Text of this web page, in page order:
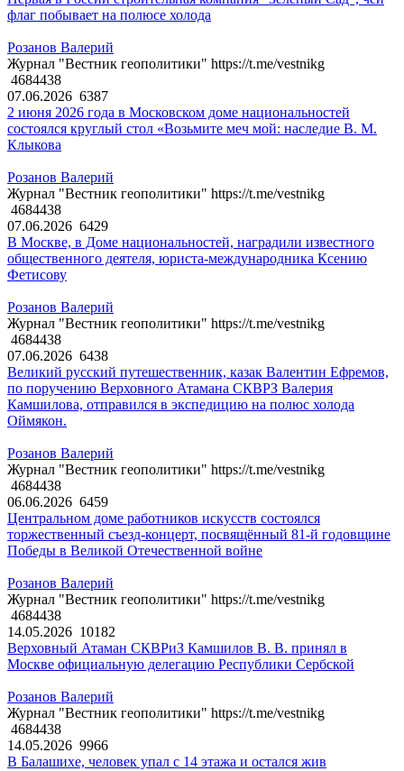
флаг побывает на полюсе холода
Розанов Валерий
Журнал "Вестник геополитики" https://t.me/vestnikg
4684438
07.06.2026 6387
2 июня 2026 года в Московском доме национальностей
состоялся круглый стол «Возьмите меч мой: наследие В. М.
Клыкова
Розанов Валерий
Журнал "Вестник геополитики" https://t.me/vestnikg
4684438
07.06.2026 6429
В Москве, в Доме национальностей, наградили известного
общественного деятеля, юриста-международника Ксению
Фетисову
Розанов Валерий
Журнал "Вестник геополитики" https://t.me/vestnikg
4684438
07.06.2026 6438
Великий русский путешественник, казак Валентин Ефремов,
по поручению Верховного Атамана СКВРЗ Валерия
Камшилова, отправился в экспедицию на полюс холода
Оймякон.
Розанов Валерий
Журнал "Вестник геополитики" https://t.me/vestnikg
4684438
06.06.2026 6459
Центральном доме работников искусств состоялся
торжественный съезд-концерт, посвящённый 81-й годовщине
Победы в Великой Отечественной войне
Розанов Валерий
Журнал "Вестник геополитики" https://t.me/vestnikg
4684438
14.05.2026 10182
Верховный Атаман СКВРиЗ Камшилов В. В. принял в
Москве официальную делегацию Республики Сербской
Розанов Валерий
Журнал "Вестник геополитики" https://t.me/vestnikg
4684438
14.05.2026 9966
В Балашихе, человек упал с 14 этажа и остался жив